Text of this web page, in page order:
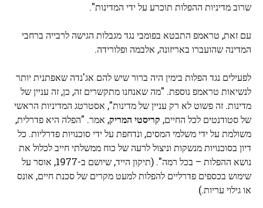
שרוב מדיניות ההפלות תוכרע על ידי המדינות".
עם זאת, טראמפ התבטא בפומבי נגד מגבלות הגישה לרבייה ברחבי
המדינה שהועברו באריזונה, אלבמה ופלורידה.
לפעילים נגד הפלות בימין היה ברור שיש להם אג'נדה שאפתנית יותר
לנשיאות טראמפ נוספת. "מה שאנחנו מתקשרים זה, כן, זה עניין של
מדינות. זה פשוט לא רק עניין של מדינות", אסטרטג המדיניות הראשי
של סטודנטים לכל החיים, קריסטי המריק, אמר. "הפלה היא פדרלית,
משולמת על ידי משלמי המסים, ונדחפת על ידי סוכנויות פדרליות. כל
דיון בסוכנויות מנשקות וניצול לרעה של כוח ממשלתי חייב לכלול את
נושא ההפלות – בכל רמה". (תיקון הייד, שיושם ב-1977, אוסר על
שימוש בכספים פדרליים להפלות למעט מקרים של סכנת חיים, אונס
או גילוי עריות.)